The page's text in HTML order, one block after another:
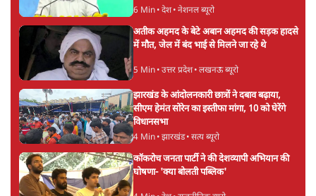
ताजा खबरें
पीएम मोदी लाल किले से बताएं पैलेट गन चलाने का
आदेश किसका था, जंतर मंतर हमाराः CJP
5 Min
सुखबीर बादल और पीएम मोदी मिले, पंजाब चुनाव से
पहले बीजेपी-अकाली दल गठबंधन की अटकलें तेज
पंजाब